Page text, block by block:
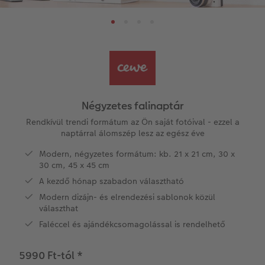
Évkönyvszerkesztés lépésről lépésre
Vásárlói mintakönyvek
Kids CEWE FOTÓKÖNYV
Art Collection CEWE FOTÓKÖNYV
Kiegészítők
CEWE myPhotos
Nagyméretű fotók fotópapíron
Matt Prints
Prémium poszter
Art Prints
Fotókidolgozás normál
Fényképtároló dobozok
Direkt nyomtatású alufotó
Habkarton
Esküvői köszöntő tábla
Poszterléc
Hexxas
Üdvözlőkártyák
Iskolaszer és irodaszer
Fényképes ajándékdobozok
Textíliák
Art Prints
Kiegészítők
CEWE PHOTO AWARD FOTÓPÁLYÁZAT
Hogyan készíts jobb képeket a
Híreink
CEWE sztorik
Egyedi ajándékötletek
Négyzetes falinaptár
Rendkívül trendi formátum az Ön saját fotóival - ezzel a
naptárral álomszép lesz az egész éve
Modern, négyzetes formátum: kb. 21 x 21 cm, 30 x
30 cm, 45 x 45 cm
A kezdő hónap szabadon választható
Modern dizájn- és elrendezési sablonok közül
választhat
Faléccel és ajándékcsomagolással is rendelhető
5990 Ft-tól *